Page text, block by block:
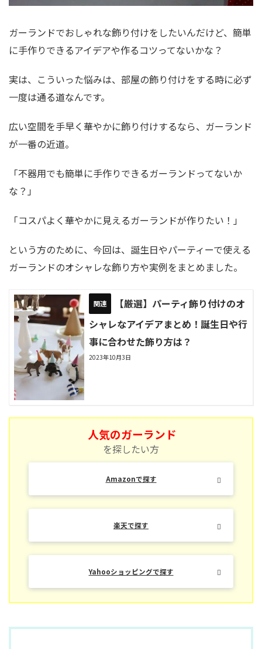
ガーランドでおしゃれな飾り付けをしたいんだけど、簡単
に手作りできるアイデアや作るコツってないかな？
実は、こういった悩みは、部屋の飾り付けをする時に必ず
一度は通る道なんです。
広い空間を手早く華やかに飾り付けするなら、ガーランド
が一番の近道。
「不器用でも簡単に手作りできるガーランドってないか
な？」
「コスパよく華やかに見えるガーランドが作りたい！」
という方のために、今回は、誕生日やパーティーで使える
ガーランドのオシャレな飾り方や実例をまとめました。
【厳選】パーティ飾り付けのオ
シャレなアイデアまとめ！誕生日や行
事に合わせた飾り方は？
2023年10月3日
人気のガーランド
を探したい方
Amazonで探す
楽天で探す
Yahooショッピングで探す